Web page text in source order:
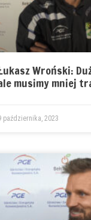
Wroński:
musimy mniej
października, 2023